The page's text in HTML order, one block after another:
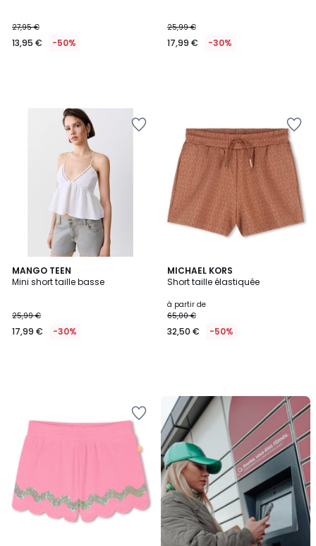
27,95 €
13,95 € -50%
25,99 €
17,99 € -30%
MANGO TEEN
Mini short taille basse
25,99 €
17,99 € -30%
MICHAEL KORS
Short taille élastiquée
à partir de
65,00 €
32,50 € -50%
Nouveau
Livraison
en
Locker
Mondial
Relay